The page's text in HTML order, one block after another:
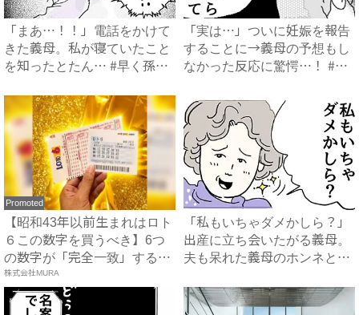
「まあ…！！」電話をかけて
きた義母。私が寝ていたこと
を知ったとたん… #早く孫
「実は…」ついに妊娠を報告
することに→義母の予想もし
なかった反応に驚愕…！ #
Promoted
【昭和43年以前生まれはロト
６この数字を買うべき】6つ
の数字が「完全一致」する
方...
株式会社MURA
「私もいちゃダメかしら？」
出産に立ち会いたがる義母。
夫も呆れた義母のホンネと